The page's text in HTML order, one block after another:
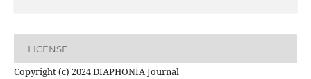
LICENSE
Copyright (c) 2024 DIAPHONÍA Journal